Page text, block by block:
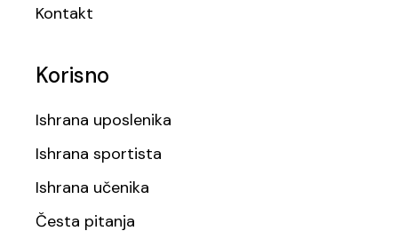
Kontakt
Korisno
Ishrana uposlenika
Ishrana sportista
Ishrana učenika
Česta pitanja